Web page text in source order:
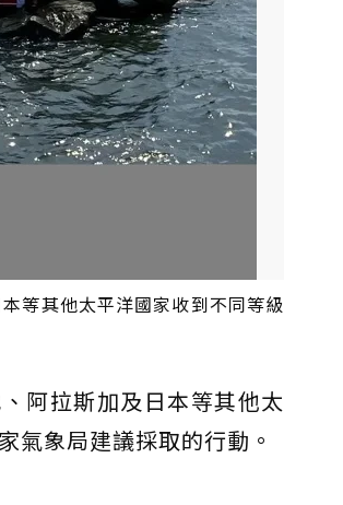
等其他太平洋國家收到不同等級
阿拉斯加及日本等其他太
氣象局建議採取的行動。